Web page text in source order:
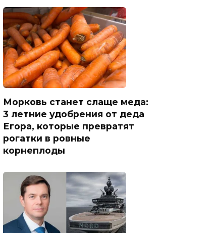
Морковь станет слаще меда:
3 летние удобрения от деда
Егора, которые превратят
рогатки в ровные
корнеплоды